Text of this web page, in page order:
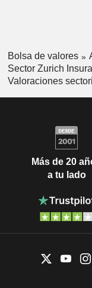
Bolsa de valores
Sector Zurich
Valoraciones
Más de 20
a tu lado